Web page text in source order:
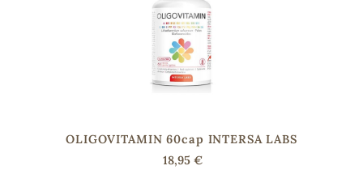
OLIGOVITAMIN 60cap INTERSA LABS
18,95 €